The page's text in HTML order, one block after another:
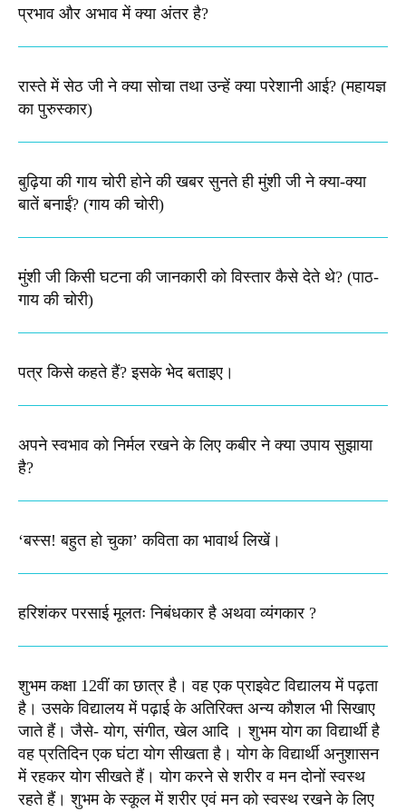
प्रभाव और अभाव में क्या अंतर है?
रास्ते में सेठ जी ने क्या सोचा तथा उन्हें क्या परेशानी आई? (महायज्ञ
का पुरुस्कार)
बुढ़िया की गाय चोरी होने की खबर सुनते ही मुंशी जी ने क्या-क्या
बातें बनाईं? (गाय की चोरी)
मुंशी जी किसी घटना की जानकारी को विस्तार कैसे देते थे​? (पाठ-
गाय की चोरी)
पत्र किसे कहते हैं? इसके भेद बताइए।
अपने स्वभाव को निर्मल रखने के लिए कबीर ने क्या उपाय सुझाया
है?
‘बस्स! बहुत हो चुका’ कविता का भावार्थ लिखें।
हरिशंकर परसाई मूलतः निबंधकार है अथवा व्यंगकार ?
शुभम कक्षा 12वीं का छात्र है। वह एक प्राइवेट विद्यालय में पढ़ता
है। उसके विद्यालय में पढ़ाई के अतिरिक्त अन्य कौशल भी सिखाए
जाते हैं। जैसे- योग, संगीत, खेल आदि । शुभम योग का विद्यार्थी है
वह प्रतिदिन एक घंटा योग सीखता है। योग के विद्यार्थी अनुशासन
में रहकर योग सीखते हैं। योग करने से शरीर व मन दोनों स्वस्थ
रहते हैं। शुभम के स्कूल में शरीर एवं मन को स्वस्थ रखने के लिए